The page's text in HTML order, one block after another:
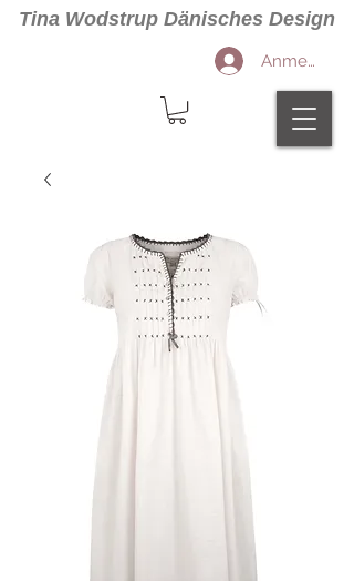
Tina Wodstrup Dänisches Design
Anmelden